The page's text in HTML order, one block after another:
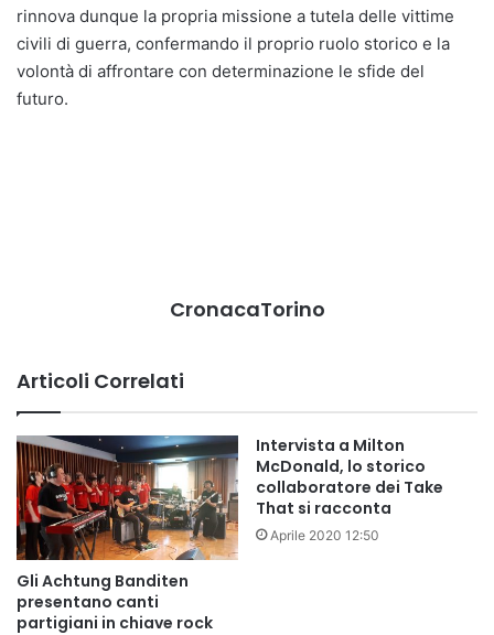
rinnova dunque la propria missione a tutela delle vittime
civili di guerra, confermando il proprio ruolo storico e la
volontà di affrontare con determinazione le sfide del
futuro.
CronacaTorino
Articoli Correlati
Gli Achtung Banditen
presentano canti
partigiani in chiave rock
Intervista a Milton
McDonald, lo storico
collaboratore dei Take
That si racconta
Aprile 2020 12:50